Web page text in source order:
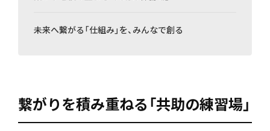
未来へ繋がる「仕組み」を、みんなで創る
繋がりを積み重ねる「共助の練習場」